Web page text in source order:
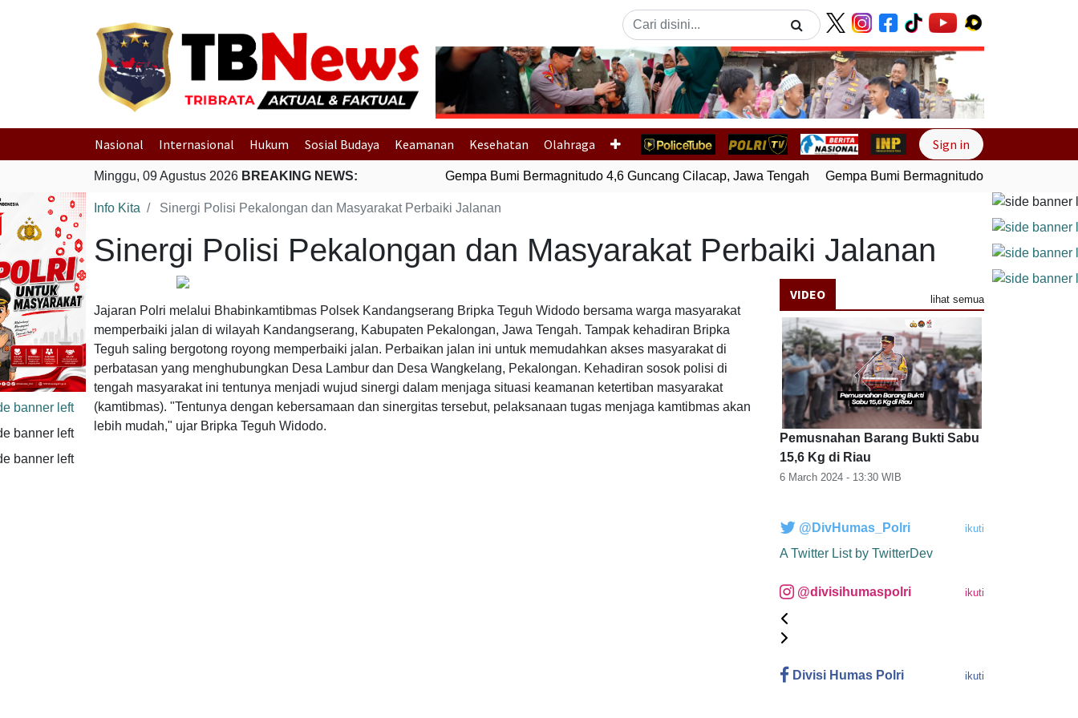
Previous Next
Nasional Internasional Hukum Sosial Budaya Keamanan Kesehatan Olahraga Sign in
Minggu, 09 Agustus 2026 BREAKING NEWS: Gempa Bumi Bermagnitudo 4,6 Guncang Cilacap, Jawa Tengah Gempa Bumi Bermagnitudo 3,0 Guncang
Info Kita Sinergi Polisi Pekalongan dan Masyarakat Perbaiki Jalanan
Sinergi Polisi Pekalongan dan Masyarakat Perbaiki Jalanan
Jajaran Polri melalui Bhabinkamtibmas Polsek Kandangserang Bripka Teguh Widodo bersama warga masyarakat
memperbaiki jalan di wilayah Kandangserang, Kabupaten Pekalongan, Jawa Tengah. Tampak kehadiran Bripka
Teguh saling bergotong royong memperbaiki jalan. Perbaikan jalan ini untuk memudahkan akses masyarakat di
perbatasan yang menghubungkan Desa Lambur dan Desa Wangkelang, Pekalongan. Kehadiran sosok polisi di
tengah masyarakat ini tentunya menjadi wujud sinergi dalam menjaga situasi keamanan ketertiban masyarakat
(kamtibmas). "Tentunya dengan kebersamaan dan sinergitas tersebut, pelaksanaan tugas menjaga kamtibmas akan
lebih mudah," ujar Bripka Teguh Widodo.
VIDEO lihat semua
Pemusnahan Barang Bukti Sabu
15,6 Kg di Riau
6 March 2024 - 13:30 WIB
@DivHumas_Polri ikuti
A Twitter List by TwitterDev
@divisihumaspolri ikuti
Divisi Humas Polri ikuti